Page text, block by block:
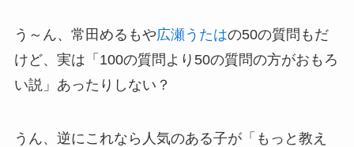
う～ん、常田めるもや広瀬うたはの50の質問もだ
けど、実は「100の質問より50の質問の方がおもろ
い説」あったりしない？
うん、逆にこれなら人気のある子が「もっと教え